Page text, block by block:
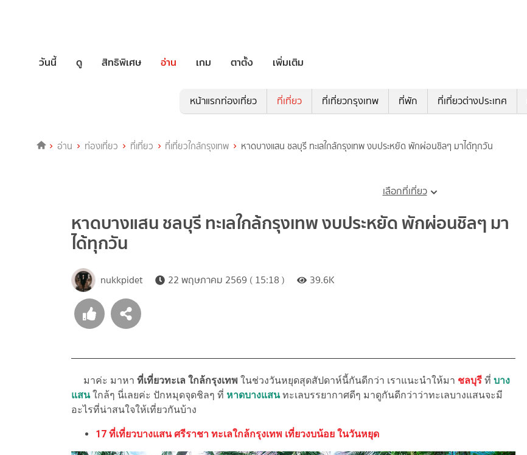
วันนี้ ดู สิทธิพิเศษ อ่าน เกม ตาตั้ง เพิ่มเติม
หน้าแรกท่องเที่ยว ที่เที่ยว ที่เที่ยวกรุงเทพ ที่พัก ที่เที่ยวต่างประเทศ
อ่าน ท่องเที่ยว ที่เที่ยว ที่เที่ยวใกล้กรุงเทพ หาดบางแสน ชลบุรี ทะเลใกล้กรุงเทพ งบประหยัด พักผ่อนชิลๆ มาได้ทุกวัน
เลือกที่เที่ยว
หาดบางแสน ชลบุรี ทะเลใกล้กรุงเทพ งบประหยัด พักผ่อนชิลๆ มา
ได้ทุกวัน
nukkpidet 22 พฤษภาคม 2569 ( 15:18 ) 39.6K
มาค่ะ มาหา ที่เที่ยวทะเล ใกล้กรุงเทพ ในช่วงวันหยุดสุดสัปดาห์นี้กันดีกว่า เราแนะนำให้มา ชลบุรี ที่ บาง
แสนใกล้ๆ นี่เลยค่ะ ปักหมุดจุดชิลๆ ที่ หาดบางแสนทะเลบรรยากาศดีๆ มาดูกันดีกว่าว่าทะเลบางแสนจะมี
อะไรที่น่าสนใจให้เที่ยวกันบ้าง
17 ที่เที่ยวบางแสน ศรีราชา ทะเลใกล้กรุงเทพ เที่ยวงบน้อย ในวันหยุด